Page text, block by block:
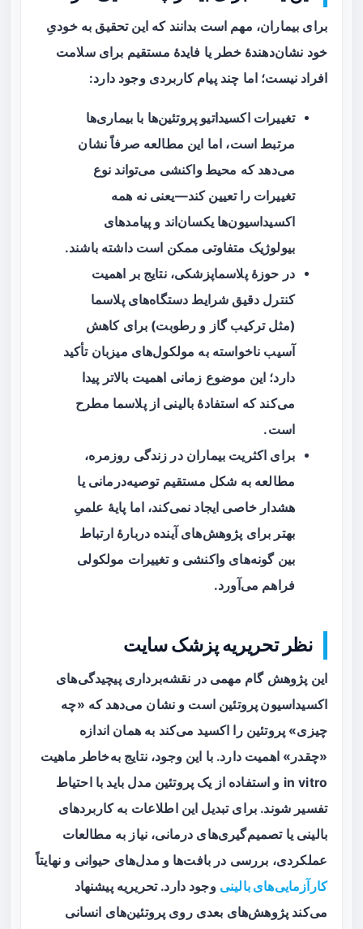
برای بیماران، مهم است بدانند که این تحقیق به خودیِ
خود نشان‌دهندهٔ خطر یا فایدهٔ مستقیم برای سلامت
افراد نیست؛ اما چند پیام کاربردی وجود دارد:
تغییرات اکسیداتیو پروتئین‌ها با بیماری‌ها
مرتبط است، اما این مطالعه صرفاً نشان
می‌دهد که محیط واکنشی می‌تواند نوع
تغییرات را تعیین کند—یعنی نه همه
اکسیداسیون‌ها یکسان‌اند و پیامدهای
بیولوژیک متفاوتی ممکن است داشته باشند.
در حوزهٔ پلاسماپزشکی، نتایج بر اهمیت
کنترل دقیق شرایط دستگاه‌های پلاسما
(مثل ترکیب گاز و رطوبت) برای کاهش
آسیب ناخواسته به مولکول‌های میزبان تأکید
دارد؛ این موضوع زمانی اهمیت بالاتر پیدا
می‌کند که استفادهٔ بالینی از پلاسما مطرح
است.
برای اکثریت بیماران در زندگی روزمره،
مطالعه به شکل مستقیم توصیه‌درمانی یا
هشدار خاصی ایجاد نمی‌کند، اما پایهٔ علمیِ
بهتر برای پژوهش‌های آینده دربارهٔ ارتباط
بین گونه‌های واکنشی و تغییرات مولکولی
فراهم می‌آورد.
نظر تحریریه پزشک سایت
این پژوهش گام مهمی در نقشه‌برداری پیچیدگی‌های
اکسیداسیون پروتئین است و نشان می‌دهد که «چه
چیزی» پروتئین را اکسید می‌کند به همان اندازه
«چقدر» اهمیت دارد. با این وجود، نتایج به‌خاطر ماهیت
in vitro و استفاده از یک پروتئین مدل باید با احتیاط
تفسیر شوند. برای تبدیل این اطلاعات به کاربردهای
بالینی یا تصمیم‌گیری‌های درمانی، نیاز به مطالعات
عملکردی، بررسی در بافت‌ها و مدل‌های حیوانی و نهایتاً
کارآزمایی‌های بالینی وجود دارد. تحریریه پیشنهاد
می‌کند پژوهش‌های بعدی روی پروتئین‌های انسانی